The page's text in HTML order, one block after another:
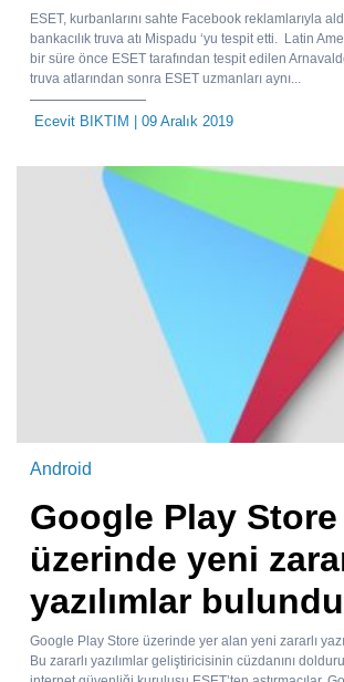
ESET, kurbanlarını sahte Facebook reklamlarıyla
bankacılık truva atı Mispadu ‘yu tespit etti. Latin
bir süre önce ESET tarafından tespit edilen
truva atlarından sonra ESET uzmanları aynı...
Ecevit BIKTIM | 09 Aralık 2019
Android
Google Play Store
üzerinde yeni
yazılımlar
Google Play Store üzerinde yer alan yeni zararlı
Bu zararlı yazılımlar geliştiricisinin cüzdanını